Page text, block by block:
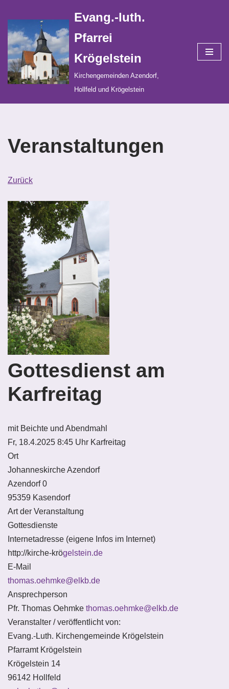
Zum
Inhalt
springen
Evang.-luth.
Pfarrei
Krögelstein
Kirchengemeinden Azendorf,
Hollfeld und Krögelstein
Veranstaltungen
Zurück
Gottesdienst am
Karfreitag
mit Beichte und Abendmahl
Fr, 18.4.2025 8:45 Uhr Karfreitag
Ort
Johanneskirche Azendorf
Azendorf 0
95359 Kasendorf
Art der Veranstaltung
Gottesdienste
Internetadresse (eigene Infos im Internet)
http://kirche-krögelstein.de
E-Mail
thomas.oehmke@elkb.de
Ansprechperson
Pfr. Thomas Oehmke thomas.oehmke@elkb.de
Veranstalter / veröffentlicht von:
Evang.-Luth. Kirchengemeinde Krögelstein
Pfarramt Krögelstein
Krögelstein 14
96142 Hollfeld